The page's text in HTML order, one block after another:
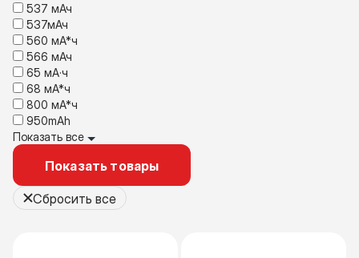
537 мАч
537мАч
560 мА*ч
566 мАч
65 мА·ч
68 мА*ч
800 мА*ч
950mAh
Показать все
Показать товары
Сбросить все